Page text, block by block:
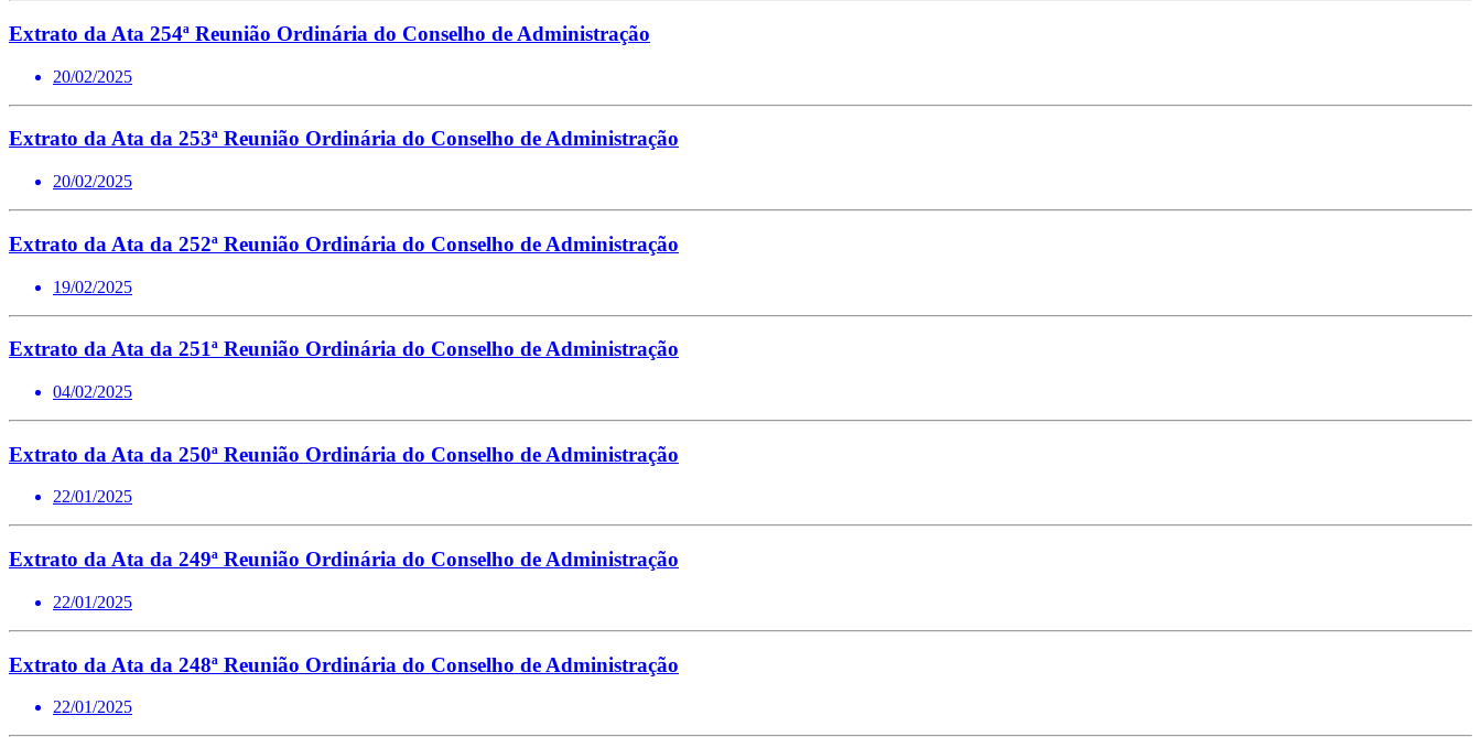
Extrato da Ata 254ª Reunião Ordinária do Conselho de Administração
20/02/2025
Extrato da Ata da 253ª Reunião Ordinária do Conselho de Administração
20/02/2025
Extrato da Ata da 252ª Reunião Ordinária do Conselho de Administração
19/02/2025
Extrato da Ata da 251ª Reunião Ordinária do Conselho de Administração
04/02/2025
Extrato da Ata da 250ª Reunião Ordinária do Conselho de Administração
22/01/2025
Extrato da Ata da 249ª Reunião Ordinária do Conselho de Administração
22/01/2025
Extrato da Ata da 248ª Reunião Ordinária do Conselho de Administração
22/01/2025